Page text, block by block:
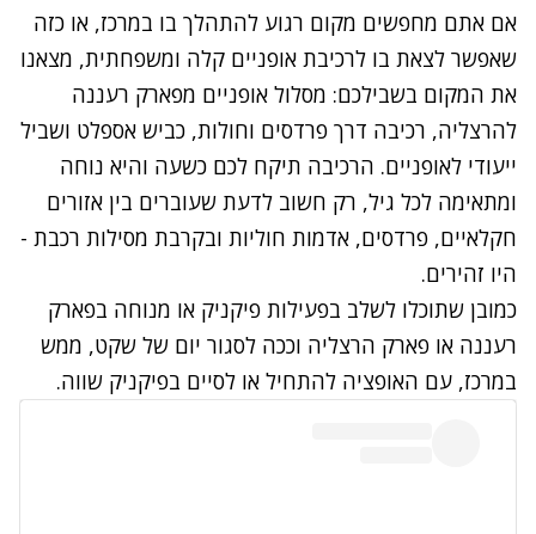
אם אתם מחפשים מקום רגוע להתהלך בו במרכז, או כזה
שאפשר לצאת בו לרכיבת אופניים קלה ומשפחתית, מצאנו
את המקום בשבילכם: מסלול אופניים מפארק רעננה
להרצליה, רכיבה דרך פרדסים וחולות, כביש אספלט ושביל
ייעודי לאופניים. הרכיבה תיקח לכם כשעה והיא נוחה
ומתאימה לכל גיל, רק חשוב לדעת שעוברים בין אזורים
חקלאיים, פרדסים, אדמות חוליות ובקרבת מסילות רכבת -
היו זהירים.
כמובן שתוכלו לשלב בפעילות פיקניק או מנוחה בפארק
רעננה או פארק הרצליה וככה לסגור יום של שקט, ממש
במרכז, עם האופציה להתחיל או לסיים בפיקניק שווה.